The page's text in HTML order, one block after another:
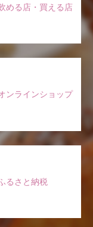
める店・買える店
ンラインショップ
るさと納税